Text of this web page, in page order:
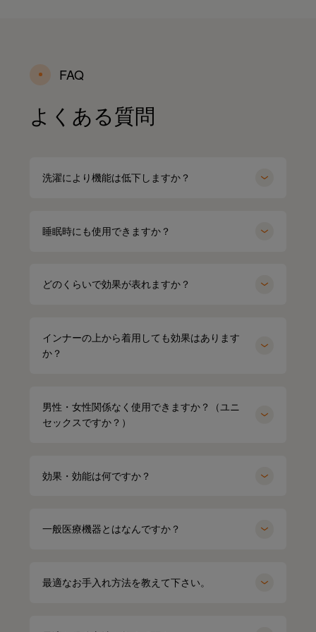
FAQ
よくある質問
洗濯により機能は低下しますか？
睡眠時にも使用できますか？
どのくらいで効果が表れますか？
インナーの上から着用しても効果はあります
か？
男性・女性関係なく使用できますか？（ユニ
セックスですか？）
効果・効能は何ですか？
一般医療機器とはなんですか？
最適なお手入れ方法を教えて下さい。